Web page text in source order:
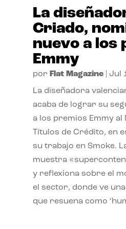
La
Criado,
nuevo a los
Emmy
por Flat Magazine| Jul
La diseñadora
acaba de lograr su
a los premios Emmy al
Títulos de Crédito, en
su trabajo en Smoke.
muestra
y reflexiona sobre el
el sector, donde ve
que resuena como